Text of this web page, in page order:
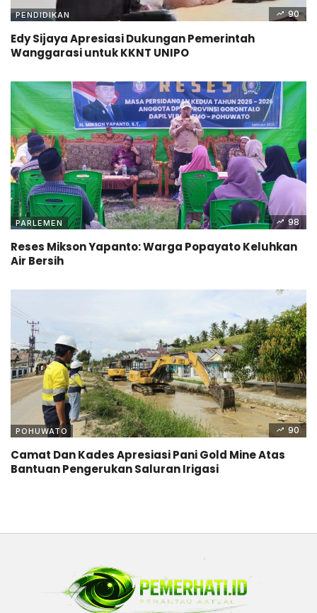
PENDIDIKAN 90
Edy Sijaya Apresiasi Dukungan Pemerintah
Wanggarasi untuk KKNT UNIPO
PARLEMEN 98
Reses Mikson Yapanto: Warga Popayato Keluhkan
Air Bersih
POHUWATO 90
Camat Dan Kades Apresiasi Pani Gold Mine Atas
Bantuan Pengerukan Saluran Irigasi